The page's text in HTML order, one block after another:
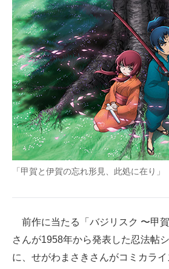
ITエンジニア向け専門サイト
企業向けIT製品の総合サイト
IT製品の技術・比較・事例
製造業のIT導入・活用を支援
モノづくり技術者専門サイト
エレクトロニクス専門サイト
電子設計の基本と応用
エネルギーの専門メディア
建設×テクノロジーの最前線
「甲賀と伊賀の忘れ形見、此処に在り」
前作に当たる「バジリスク 〜甲
さんが1958年から発表した忍法帖
に、せがわまさきさんがコミカラ